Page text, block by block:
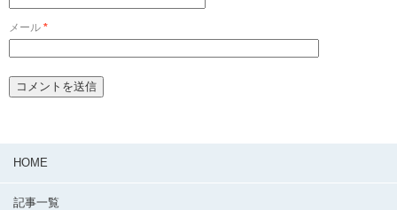
メール *
HOME
記事一覧